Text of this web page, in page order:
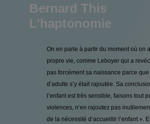
Bernard This
L’haptonomie
On en parle à partir du moment où on
propre vie, comme Leboyer qui a
pas forcément sa naissance parce
d’adulte s’y était rajoutée. Sa
l’enfant est très sensible, faisons tout
violences, n’en rajoutez pas
de la nécessité d’accueillir l’enfant ».